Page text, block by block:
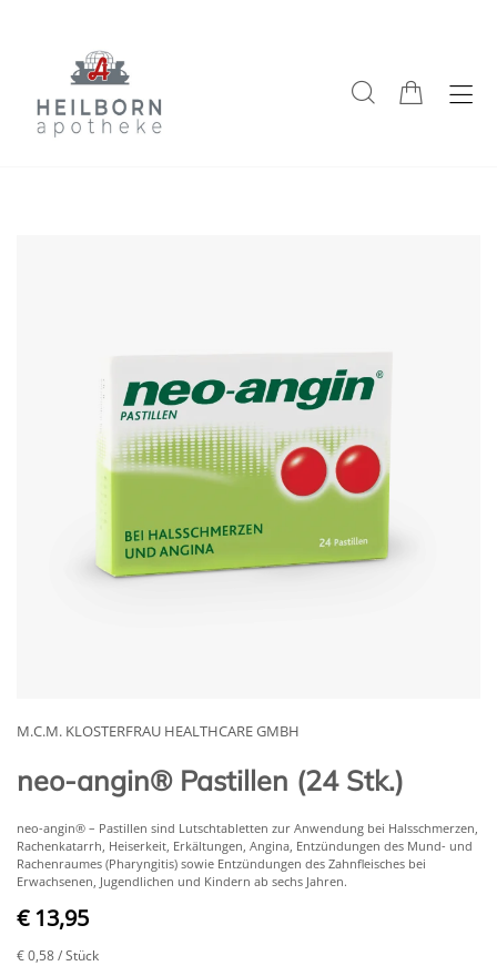
M.C.M. KLOSTERFRAU HEALTHCARE GMBH
neo-angin® Pastillen (24 Stk.)
neo-angin® – Pastillen sind Lutschtabletten zur Anwendung bei Halsschmerzen,
Rachenkatarrh, Heiserkeit, Erkältungen, Angina, Entzündungen des Mund- und
Rachenraumes (Pharyngitis) sowie Entzündungen des Zahnfleisches bei
Erwachsenen, Jugendlichen und Kindern ab sechs Jahren.
€ 13,95
€ 0,58/ Stück